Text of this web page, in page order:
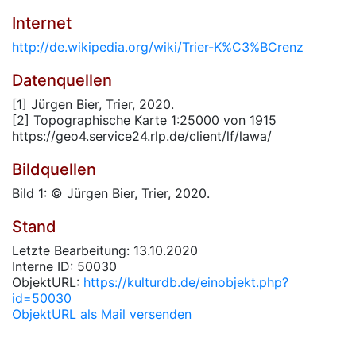
Internet
http://de.wikipedia.org/wiki/Trier-K%C3%BCrenz
Datenquellen
[1] Jürgen Bier, Trier, 2020.
[2] Topographische Karte 1:25000 von 1915
https://geo4.service24.rlp.de/client/lf/lawa/
Bildquellen
Bild 1: © Jürgen Bier, Trier, 2020.
Stand
Letzte Bearbeitung: 13.10.2020
Interne ID: 50030
ObjektURL: https://kulturdb.de/einobjekt.php?
id=50030
ObjektURL als Mail versenden